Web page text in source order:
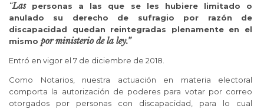
“Las
personas a las que se les hubiere limitado o
anulado su derecho de sufragio por razón de
discapacidad quedan reintegradas plenamente en el
mismo por ministerio de la ley.”
Entró en vigor el 7 de diciembre de 2018.
Como Notarios, nuestra actuación en materia electoral
comporta la autorización de poderes para votar por correo
otorgados por personas con discapacidad, para lo cual